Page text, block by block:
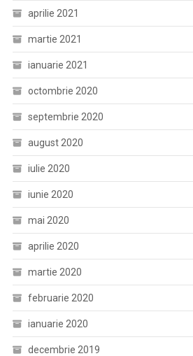
aprilie 2021
martie 2021
ianuarie 2021
octombrie 2020
septembrie 2020
august 2020
iulie 2020
iunie 2020
mai 2020
aprilie 2020
martie 2020
februarie 2020
ianuarie 2020
decembrie 2019